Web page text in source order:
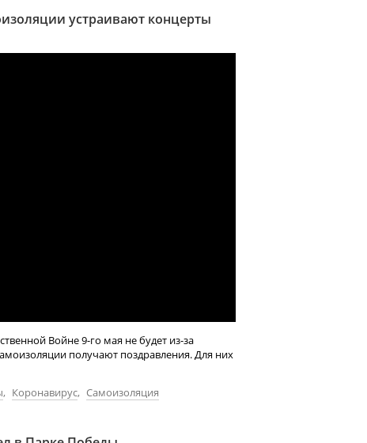
устраивают концерты
Войне 9-го мая не будет из-за
получают поздравления. Для них
, Коронавирус, Самоизоляция